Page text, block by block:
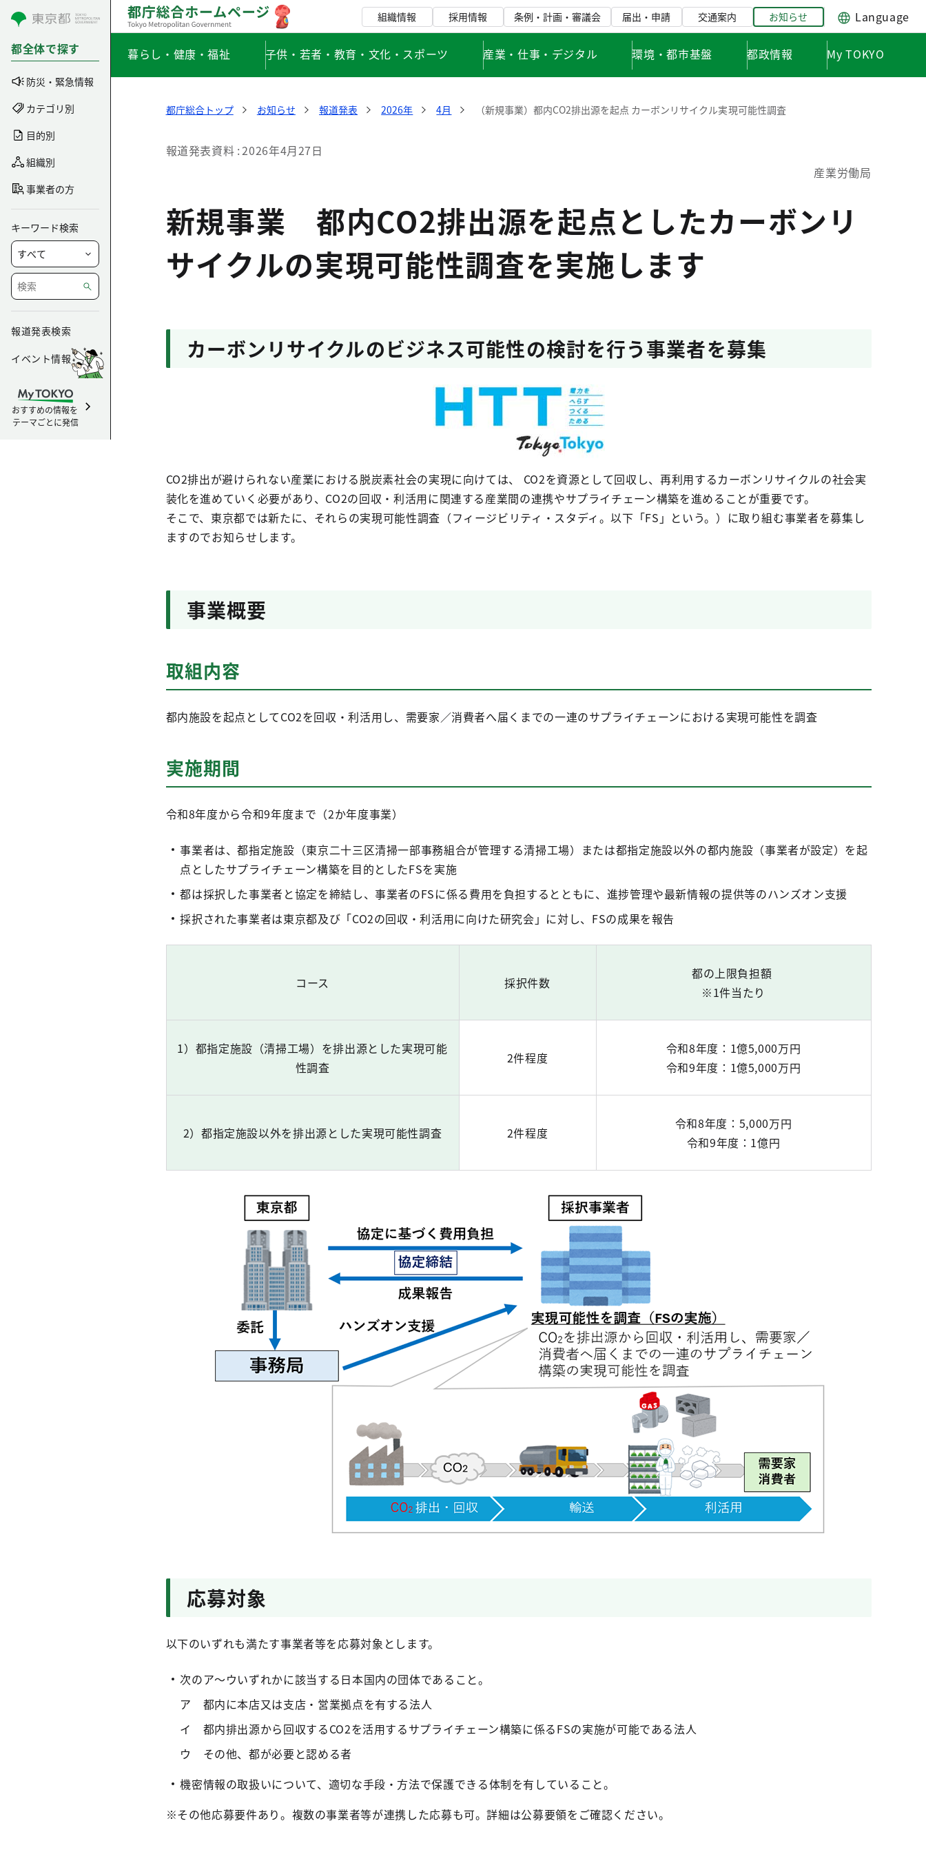
コンテンツにスキップ
都全体で探す
防災・緊急情報
カテゴリ別
目的別
組織別
事業者の方
キーワード検索
報道発表検索
イベント情報
おすすめの情報を
テーマごとに発信
組織情報 採用情報 条例・計画・審議会 届出・申請 交通案内 お知らせ Language
暮らし・健康・福祉 子供・若者・教育・文化・スポーツ 産業・仕事・デジタル 環境・都市基盤 都政情報 My TOKYO
都庁総合トップ お知らせ 報道発表 2026年 4月 （新規事業）都内CO2排出源を起点 カーボンリサイクル実現可能性調査
報道発表資料 2026年4月27日
産業労働局
新規事業 都内CO2排出源を起点としたカーボンリ
サイクルの実現可能性調査を実施します
カーボンリサイクルのビジネス可能性の検討を行う事業者を募集
CO2排出が避けられない産業における脱炭素社会の実現に向けては、 CO2を資源として回収し、再利用するカーボンリサイクルの社会実
装化を進めていく必要があり、CO2の回収・利活用に関連する産業間の連携やサプライチェーン構築を進めることが重要です。
そこで、東京都では新たに、それらの実現可能性調査（フィージビリティ・スタディ。以下「FS」という。）に取り組む事業者を募集し
ますのでお知らせします。
事業概要
取組内容
都内施設を起点としてCO2を回収・利活用し、需要家／消費者へ届くまでの一連のサプライチェーンにおける実現可能性を調査
実施期間
令和8年度から令和9年度まで（2か年度事業）
事業者は、都指定施設（東京二十三区清掃一部事務組合が管理する清掃工場）または都指定施設以外の都内施設（事業者が設定）を起
点としたサプライチェーン構築を目的としたFSを実施
都は採択した事業者と協定を締結し、事業者のFSに係る費用を負担するとともに、進捗管理や最新情報の提供等のハンズオン支援
採択された事業者は東京都及び「CO2の回収・利活用に向けた研究会」に対し、FSの成果を報告
コース 採択件数
都の上限負担額
※1件当たり
1）都指定施設（清掃工場）を排出源とした実現可能
性調査
2件程度
令和8年度：1億5,000万円
令和9年度：1億5,000万円
2）都指定施設以外を排出源とした実現可能性調査 2件程度
令和8年度：5,000万円
令和9年度：1億円
応募対象
以下のいずれも満たす事業者等を応募対象とします。
次のア～ウいずれかに該当する日本国内の団体であること。
ア 都内に本店又は支店・営業拠点を有する法人
イ 都内排出源から回収するCO2を活用するサプライチェーン構築に係るFSの実施が可能である法人
ウ その他、都が必要と認める者
機密情報の取扱いについて、適切な手段・方法で保護できる体制を有していること。
※その他応募要件あり。複数の事業者等が連携した応募も可。詳細は公募要領をご確認ください。